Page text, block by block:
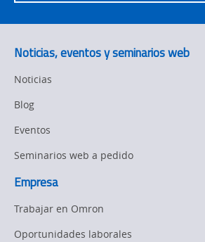
productos
de
para
ampliar
cartera
page.
de
productos
de
trazabilidad
para
ampliar
la
cartera
de
automatización
Noticias, eventos y seminarios web
Noticias
Blog
Eventos
Seminarios web a pedido
Empresa
Trabajar en Omron
Oportunidades laborales